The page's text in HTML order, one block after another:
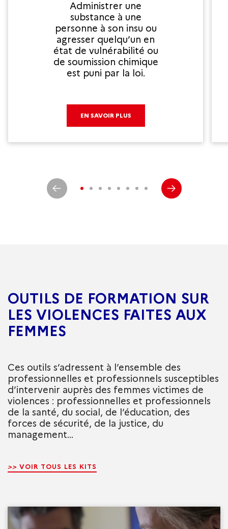
Administrer une
substance à une
personne à son insu ou
agresser quelqu’un en
état de vulnérabilité ou
de soumission chimique
est puni par la loi.
EN SAVOIR PLUS
OUTILS DE FORMATION SUR
LES VIOLENCES FAITES AUX
FEMMES
Ces outils s’adressent à l’ensemble des
professionnelles et professionnels susceptibles
d’intervenir auprès des femmes victimes de
violences : professionnelles et professionnels
de la santé, du social, de l’éducation, des
forces de sécurité, de la justice, du
management…
>> VOIR TOUS LES KITS